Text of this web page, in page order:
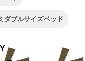
ダブルサイズベッド